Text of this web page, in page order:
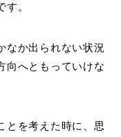
。
なか出られない状況
向へともっていけな
とを考えた時に、思